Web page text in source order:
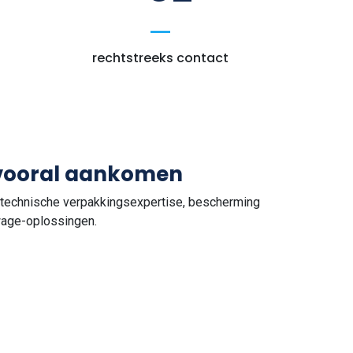
rechtstreeks contact
aankomen
verpakkingsexpertise, bescherming
oplossingen.